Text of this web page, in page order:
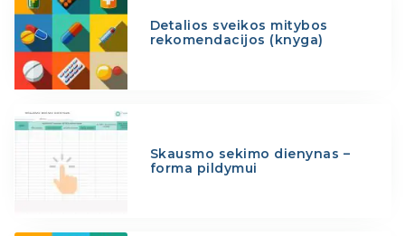
Detalios sveikos mitybos
rekomendacijos (knyga)
Skausmo sekimo dienynas –
forma pildymui